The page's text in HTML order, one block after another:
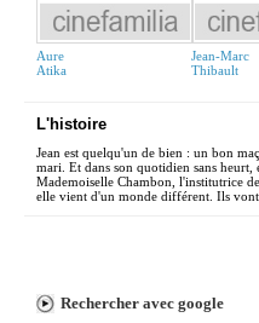
Aure
Atika
Jean-Marc
Thibault
L'histoire
Jean est quelqu'un de bien : un bon
mari. Et dans son quotidien sans
Mademoiselle Chambon, l'institutrice
elle vient d'un monde différent. Ils vont
Rechercher avec google